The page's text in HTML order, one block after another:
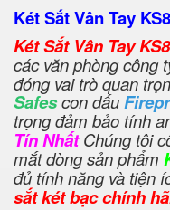
Két Sắt Vân Tay
Két Sắt Vân Tay
các văn phòng công
đóng vai trò quan
Safescon dấu
trọng đảm bảo tính
Tín NhấtChúng tôi
mắt dòng sản phẩm
đủ tính năng và tiện
sắt két bạc chính